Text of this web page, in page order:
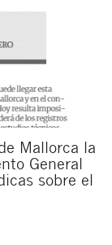
Mallorca la
General
sobre el